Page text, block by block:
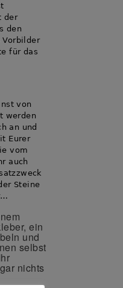
der
den
Vorbilder
für das
von
werden
an und
Eurer
vom
auch
Steine
ein
und
selbst
nichts